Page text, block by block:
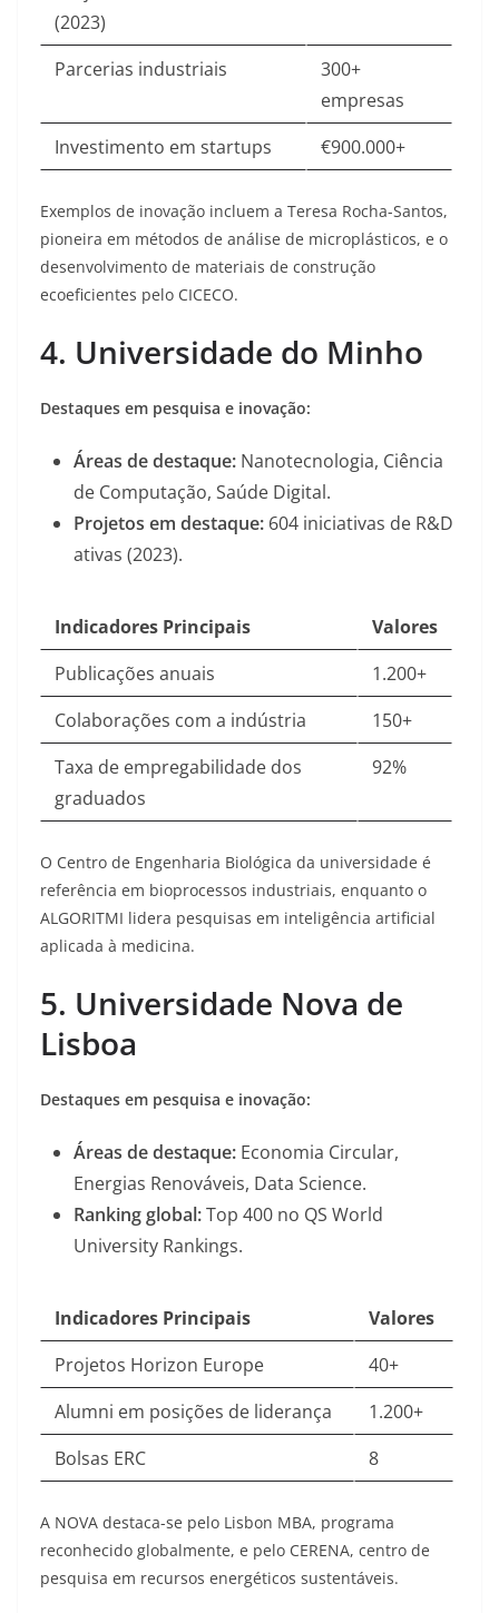
(2023)
Parcerias industriais
300+
empresas
Investimento em startups
€900.000+
Exemplos de inovação incluem a Teresa Rocha-Santos,
pioneira em métodos de análise de microplásticos, e o
desenvolvimento de materiais de construção
ecoeficientes pelo CICECO.
4. Universidade do Minho
Destaques em pesquisa e inovação:
Áreas de destaque: Nanotecnologia, Ciência
de Computação, Saúde Digital.
Projetos em destaque: 604 iniciativas de R&D
ativas (2023).
Indicadores Principais
Valores
Publicações anuais
1.200+
Colaborações com a indústria
150+
Taxa de empregabilidade dos
graduados
92%
O Centro de Engenharia Biológica da universidade é
referência em bioprocessos industriais, enquanto o
ALGORITMI lidera pesquisas em inteligência artificial
aplicada à medicina.
5. Universidade Nova de
Lisboa
Destaques em pesquisa e inovação:
Áreas de destaque: Economia Circular,
Energias Renováveis, Data Science.
Ranking global:Top 400 no QS World
University Rankings.
Indicadores Principais
Valores
Projetos Horizon Europe
40+
Alumni em posições de liderança
1.200+
Bolsas ERC
8
A NOVA destaca-se pelo Lisbon MBA, programa
reconhecido globalmente, e pelo CERENA, centro de
pesquisa em recursos energéticos sustentáveis.